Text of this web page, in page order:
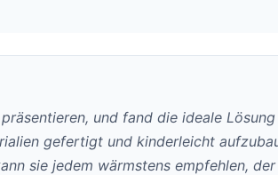
und fand die ideale
gefertigt und kinderleicht
sie jedem wärmstens empfehlen,